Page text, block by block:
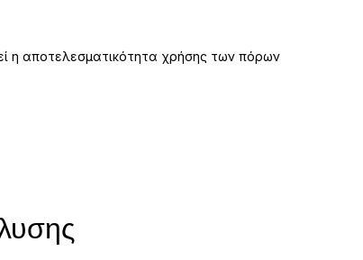
η αποτελεσματικότητα χρήσης των πόρων